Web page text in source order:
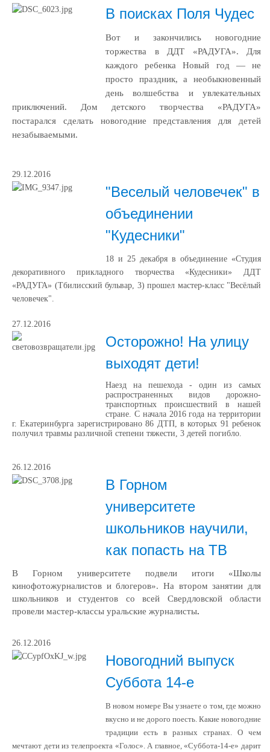
В поисках Поля Чудес
Вот и закончились новогодние
торжества в ДДТ «РАДУГА». Для
каждого ребенка Новый год — не
просто праздник, а необыкновенный
день волшебства и увлекательных
приключений. Дом детского творчества «РАДУГА»
постарался сделать новогодние представления для детей
незабываемыми.
29.12.2016
"Веселый человечек" в
объединении
"Кудесники"
18 и 25 декабря в объединение «Студия
декоративного прикладного творчества «Кудесники» ДДТ
«РАДУГА» (Тбилисский бульвар, 3) прошел мастер-класс "Весёлый
человечек".
27.12.2016
Осторожно! На улицу
выходят дети!
Наезд на пешехода - один из самых
распространенных видов дорожно-
транспортных происшествий в нашей
стране. С начала 2016 года на территории
г. Екатеринбурга зарегистрировано 86 ДТП, в которых 91 ребенок
получил травмы различной степени тяжести, 3 детей погибло.
26.12.2016
В Горном
университете
школьников научили,
как попасть на ТВ
В Горном университете подвели итоги «Школы
кинофотожурналистов и блогеров». На втором занятии для
школьников и студентов со всей Свердловской области
провели мастер-классы уральские журналисты.
26.12.2016
Новогодний выпуск
Суббота 14-е
В новом номере Вы узнаете о том, где можно
вкусно и не дорого поесть. Какие новогодние
традиции есть в разных странах. О чем
мечтают дети из телепроекта «Голос». А главное, «Суббота-14-е» дарит